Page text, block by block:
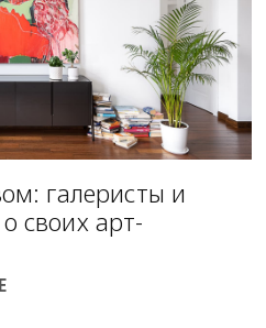
галеристы и
своих арт-